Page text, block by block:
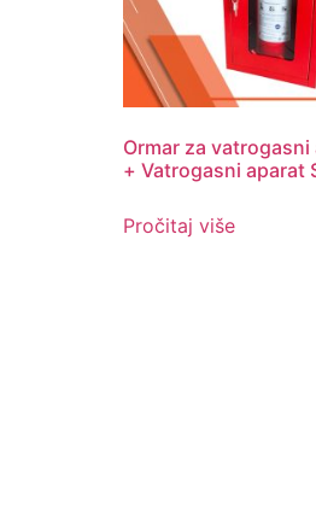
Ormar za
+ Vatrogasni aparat
Pročitaj više